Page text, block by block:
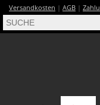
Versandkosten | AGB |